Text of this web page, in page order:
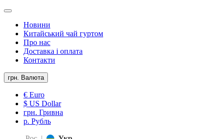
Новини
Китайський чай гуртом
Про нас
Доставка і оплата
Контакти
грн. Валюта
€ Euro
$ US Dollar
грн. Гривна
р. Рубль